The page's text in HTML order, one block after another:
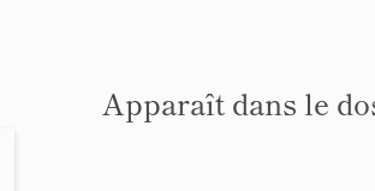
Apparaît dans le